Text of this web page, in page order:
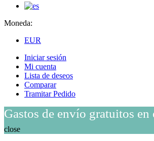
Moneda:
EUR
Iniciar sesión
Mi cuenta
Lista de deseos
Comparar
Tramitar Pedido
Gastos de envío gratuitos en
close